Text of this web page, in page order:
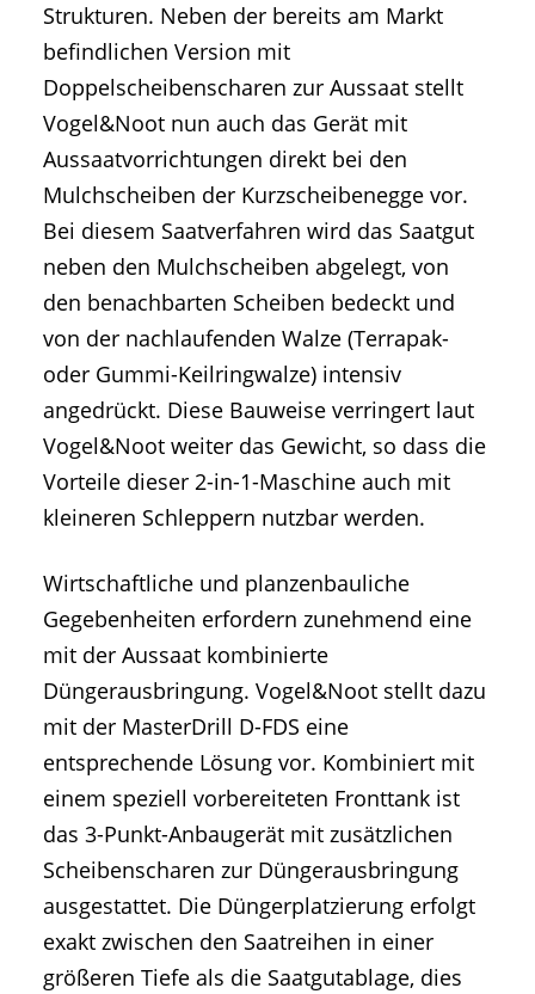
Strukturen. Neben der bereits am Markt
befindlichen Version mit
Doppelscheibenscharen zur Aussaat stellt
Vogel&Noot nun auch das Gerät mit
Aussaatvorrichtungen direkt bei den
Mulchscheiben der Kurzscheibenegge vor.
Bei diesem Saatverfahren wird das Saatgut
neben den Mulchscheiben abgelegt, von
den benachbarten Scheiben bedeckt und
von der nachlaufenden Walze (Terrapak-
oder Gummi-Keilringwalze) intensiv
angedrückt. Diese Bauweise verringert laut
Vogel&Noot weiter das Gewicht, so dass die
Vorteile dieser 2-in-1-Maschine auch mit
kleineren Schleppern nutzbar werden.
Wirtschaftliche und planzenbauliche
Gegebenheiten erfordern zunehmend eine
mit der Aussaat kombinierte
Düngerausbringung. Vogel&Noot stellt dazu
mit der MasterDrill D-FDS eine
entsprechende Lösung vor. Kombiniert mit
einem speziell vorbereiteten Fronttank ist
das 3-Punkt-Anbaugerät mit zusätzlichen
Scheibenscharen zur Düngerausbringung
ausgestattet. Die Düngerplatzierung erfolgt
exakt zwischen den Saatreihen in einer
größeren Tiefe als die Saatgutablage, dies